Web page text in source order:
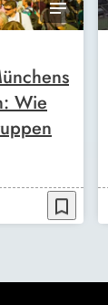
Wie
bookmark_border